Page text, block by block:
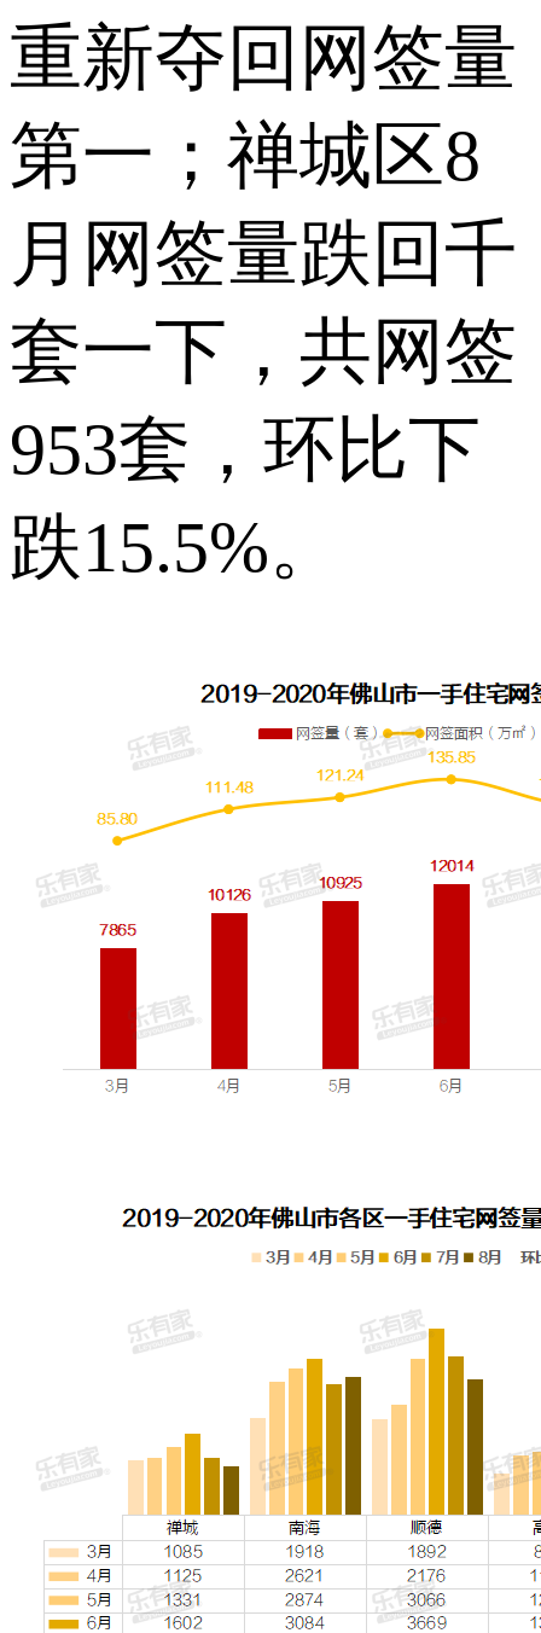
重新夺回网签量
第一；禅城区8
月网签量跌回千
套一下，共网签
953套，环比下
跌15.5%。